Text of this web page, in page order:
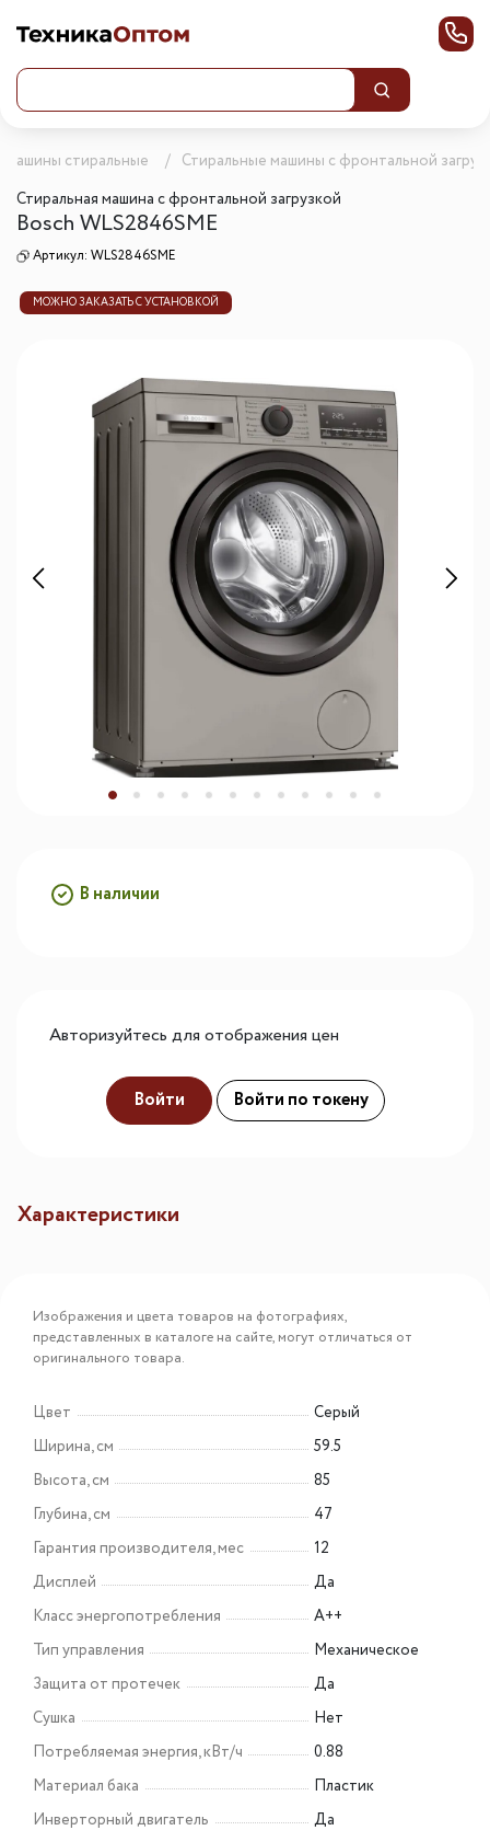
Машины стиральные
Стиральные машины с фронтальной
Стиральная машина с фронтальной загрузкой
Bosch WLS2846SME
Артикул: WLS2846SME
МОЖНО ЗАКАЗАТЬ С УСТАНОВКОЙ
В наличии
Авторизуйтесь для отображения цен
Войти Войти по токену
Характеристики
Изображения и цвета товаров на фотографиях,
представленных в каталоге на сайте, могут отличаться от
оригинального товара.
Цвет
Серый
Ширина, см
59.5
Высота, см
85
Глубина, см
47
Гарантия производителя, мес
12
Дисплей
Да
Класс энергопотребления
A++
Тип управления
Механическое
Защита от протечек
Да
Сушка
Нет
Потребляемая энергия, кВт/ч
0.88
Материал бака
Пластик
Инверторный двигатель
Да